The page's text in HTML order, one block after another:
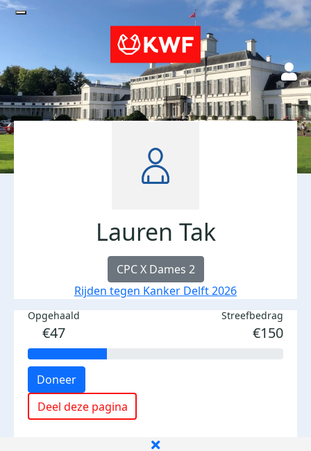
Lauren Tak
CPC X Dames 2
Rijden tegen Kanker Delft 2026
Opgehaald
€47
Streefbedrag
€150
Doneer
Deel deze pagina